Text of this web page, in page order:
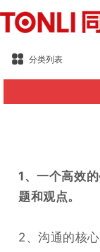
分类列表
1、一个高效
题和观点。
2、沟通的核